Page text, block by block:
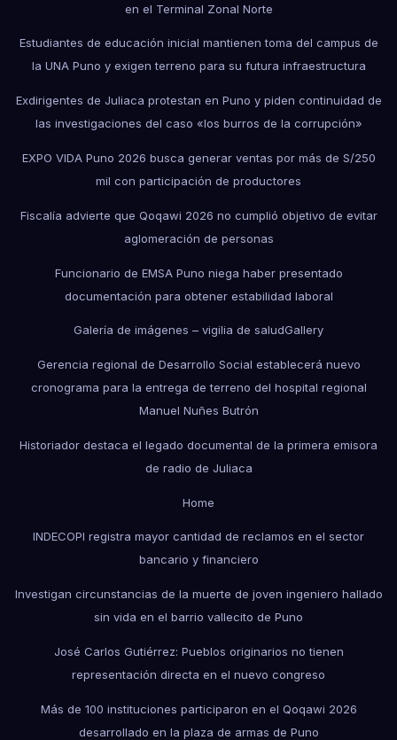
en el Terminal Zonal Norte
Estudiantes de educación inicial mantienen toma del campus de
la UNA Puno y exigen terreno para su futura infraestructura
Exdirigentes de Juliaca protestan en Puno y piden continuidad de
las investigaciones del caso «los burros de la corrupción»
EXPO VIDA Puno 2026 busca generar ventas por más de S/250
mil con participación de productores
Fiscalía advierte que Qoqawi 2026 no cumplió objetivo de evitar
aglomeración de personas
Funcionario de EMSA Puno niega haber presentado
documentación para obtener estabilidad laboral
Galería de imágenes – vigilia de saludGallery
Gerencia regional de Desarrollo Social establecerá nuevo
cronograma para la entrega de terreno del hospital regional
Manuel Nuñes Butrón
Historiador destaca el legado documental de la primera emisora
de radio de Juliaca
Home
INDECOPI registra mayor cantidad de reclamos en el sector
bancario y financiero
Investigan circunstancias de la muerte de joven ingeniero hallado
sin vida en el barrio vallecito de Puno
José Carlos Gutiérrez: Pueblos originarios no tienen
representación directa en el nuevo congreso
Más de 100 instituciones participaron en el Qoqawi 2026
desarrollado en la plaza de armas de Puno